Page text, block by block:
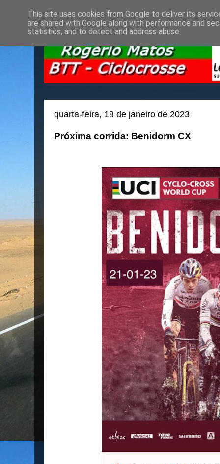
quarta-feira, 18 de janeiro de 2023
Próxima corrida: Benidorm CX
This site uses cookies from Google to deliver its
are shared with Google along with performance and
statistics, and to detect and address abuse.